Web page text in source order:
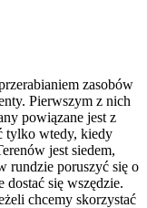
zasobów
Pierwszym z nich
powiązane jest z
tylko wtedy, kiedy
jest siedem,
rundzie poruszyć się o
się wszędzie.
chcemy skorzystać